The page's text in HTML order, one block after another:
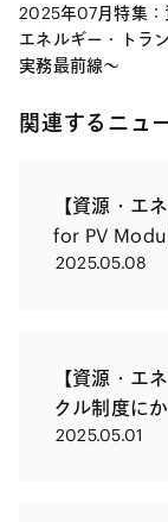
2025年07月特集
エネルギー・トラ
実務最前線～
関連するニュ
【資源・エ
for PV
2025.05.08
【資源・エ
クル制度に
2025.05.01